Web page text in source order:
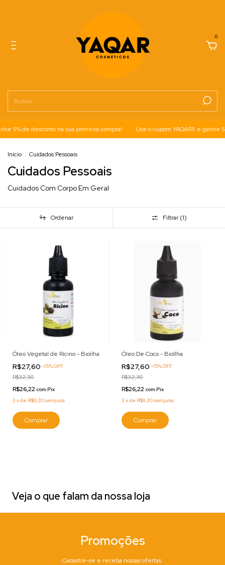
0
5% de desconto na sua primeira compra! Use o cupom YAQAR5 e ganhe
Início . Cuidados Pessoais
Cuidados Pessoais
Cuidados Com Corpo Em Geral
Ordenar Filtrar (1)
Óleo Vegetal de Rícino - Bioilha
R$27,60 -15%OFF
R$32,30
R$26,22 com Pix
3 xde R$9,20sem juros
Comprar
Óleo De Coco - BioIlha
R$27,60 -15%OFF
R$32,30
R$26,22 com Pix
3 xde R$9,20sem juros
Comprar
Veja o que falam da nossa loja
Promoções
Cadastre-se e receba nossas ofertas.